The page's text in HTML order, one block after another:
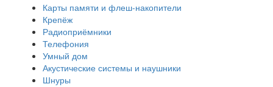
Карты памяти и флеш-накопители
Крепёж
Радиоприёмники
Телефония
Умный дом
Акустические системы и наушники
Шнуры